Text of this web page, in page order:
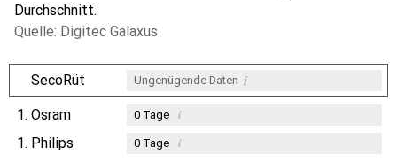
Durchschnitt.
Quelle: Digitec Galaxus
SecoRüt Ungenügende Daten i
1. Osram 0Tage i
1. Philips 0Tage i